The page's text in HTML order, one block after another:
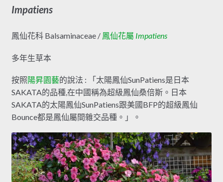
Impatiens
鳳仙花科 Balsaminaceae / 鳳仙花屬 Impatiens
多年生草本
按照陽昇園藝的說法 : 「太陽鳳仙SunPatiens是日本
SAKATA的品種,在中國稱為超級鳳仙桑倍斯。日本
SAKATA的太陽鳳仙SunPatiens跟美國BFP的超級鳳仙
Bounce都是鳳仙屬間雜交品種。」。